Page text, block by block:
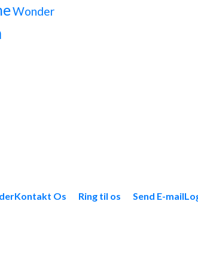
Wonder
Kontakt Os Ring til os Send E-mail